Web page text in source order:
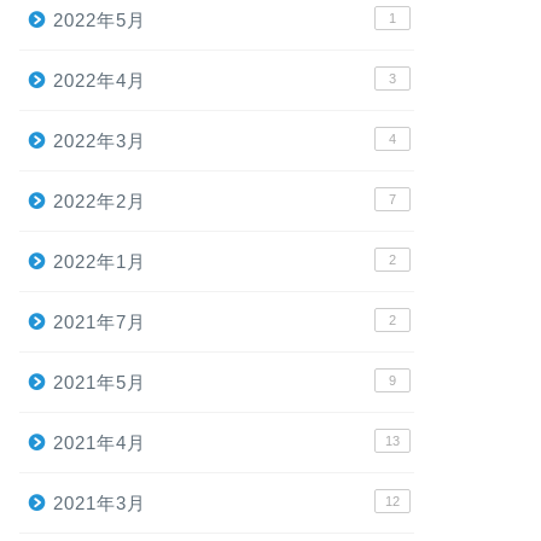
2022年5月 1
2022年4月 3
2022年3月 4
2022年2月 7
2022年1月 2
2021年7月 2
2021年5月 9
2021年4月 13
2021年3月 12